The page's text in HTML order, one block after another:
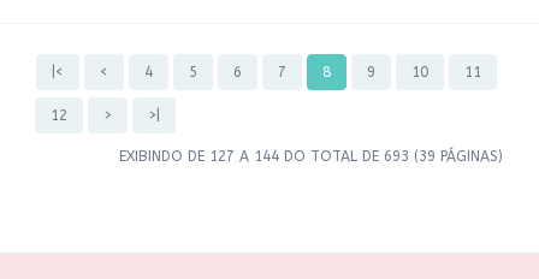
|< < 4 5 6 7 8 9 10 11
12 > >|
EXIBINDO DE 127 A 144 DO TOTAL DE 693 (39 PÁGINAS)